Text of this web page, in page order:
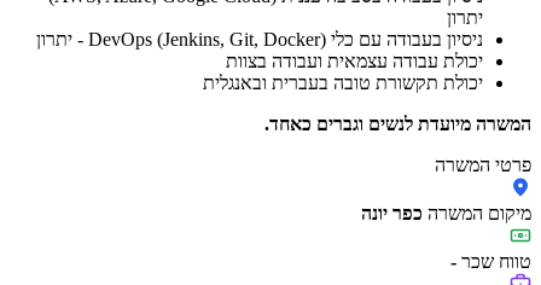
יתרון
ניסיון בעבודה עם כלי DevOps (Jenkins, Git, Docker) - יתרון
יכולת עבודה עצמאית ועבודה בצוות
יכולת תקשורת טובה בעברית ובאנגלית
המשרה מיועדת לנשים וגברים כאחד.
פרטי המשרה
מיקום המשרה כפר יונה
טווח שכר -